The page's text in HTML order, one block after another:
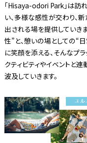
「Hisaya-odori Park」は訪
い、多様な感性が交わり、
出される場を提供していき
性”と、憩いの場としての“
に笑顔を添える、そんなプ
クティビティやイベントと
波及していきます。